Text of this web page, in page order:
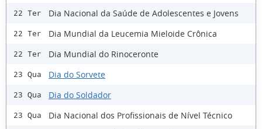
22 Ter Dia Nacional da Saúde de Adolescentes e Jovens
22 Ter Dia Mundial da Leucemia Mieloide Crônica
22 Ter Dia Mundial do Rinoceronte
23 Qua Dia do Sorvete
23 Qua Dia do Soldador
23 Qua Dia Nacional dos Profissionais de Nível Técnico